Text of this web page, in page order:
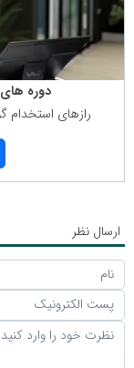
دوره
رازهای استخدام
ارسال نظر